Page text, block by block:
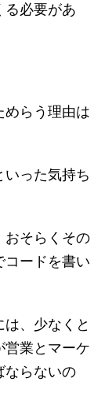
る必要があ
めらう理由は
った気持ち
おそらくその
コードを書い
、少なくと
営業とマーケ
ならないの